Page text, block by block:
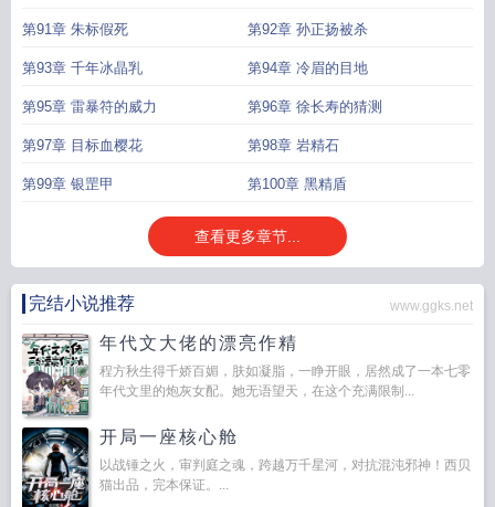
第91章 朱标假死 第92章 孙正扬被杀
第93章 千年冰晶乳 第94章 冷眉的目地
第95章 雷暴符的威力 第96章 徐长寿的猜测
第97章 目标血樱花 第98章 岩精石
第99章 银罡甲 第100章 黑精盾
查看更多章节...
完结小说推荐 www.ggks.net
年代文大佬的漂亮作精
程方秋生得千娇百媚，肤如凝脂，一睁开眼，居然成了一本七零
年代文里的炮灰女配。她无语望天，在这个充满限制...
开局一座核心舱
以战锤之火，审判庭之魂，跨越万千星河，对抗混沌邪神！西贝
猫出品，完本保证。...